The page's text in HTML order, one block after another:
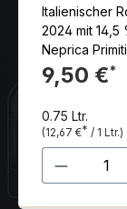
Italienischer
2024 mit 14,5
Neprica
Kombination:
verführerisch
und einer
9,50 €*
0.75 Ltr.
(12,67 €* / 1 Ltr.)